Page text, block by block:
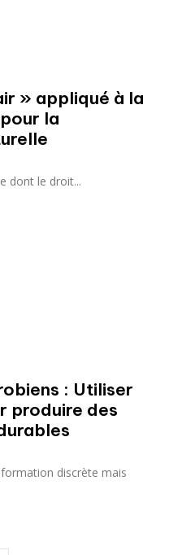
» appliqué à la
la
dont le droit...
: Utiliser
produire des
discrète mais